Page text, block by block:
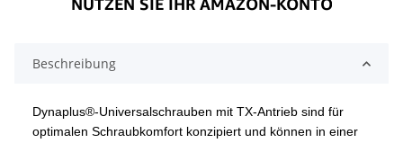
Beschreibung
Dynaplus®-Universalschrauben mit TX-Antrieb sind für
optimalen Schraubkomfort konzipiert und können in einer